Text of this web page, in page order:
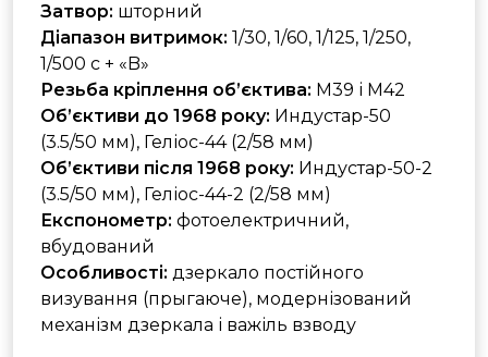
Затвор: шторний
Діапазон витримок: 1/30, 1/60, 1/125, 1/250,
1/500 с + «B»
Резьба кріплення об’єктива: M39 і M42
Об’єктиви до 1968 року: Индустар-50
(3.5/50 мм), Геліос-44 (2/58 мм)
Об’єктиви після 1968 року: Индустар-50-2
(3.5/50 мм), Геліос-44-2 (2/58 мм)
Експонометр: фотоелектричний,
вбудований
Особливості: дзеркало постійного
визування (прыгаюче), модернізований
механізм дзеркала і важіль взводу